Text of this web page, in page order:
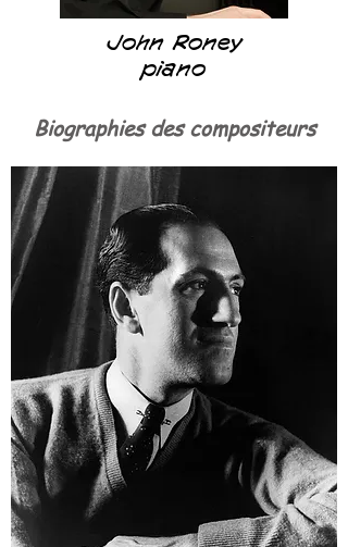
John Roney
piano
Biographies des compositeurs